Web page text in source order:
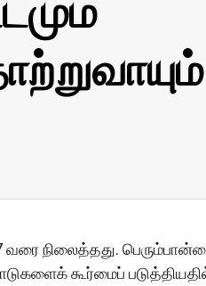
நிலைத்தது.
கூர்மைப்